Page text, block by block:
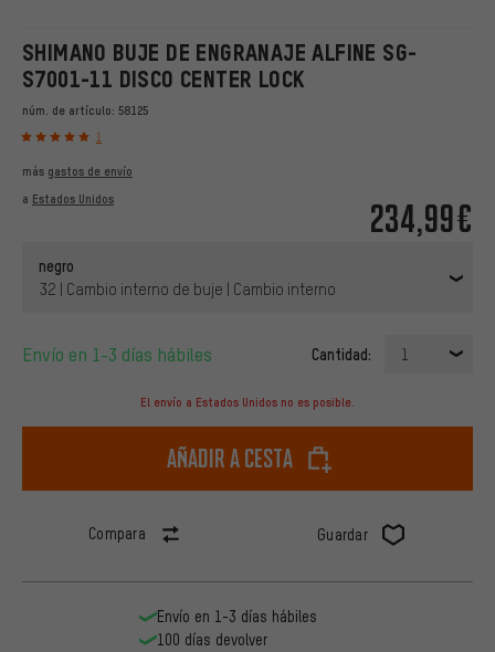
SHIMANO BUJE DE ENGRANAJE ALFINE SG-
S7001-11 DISCO CENTER LOCK
núm. de artículo: 58125
1
234,99€
más gastos de envío
a Estados Unidos
negro
32 | Cambio interno de buje | Cambio interno
Envío en 1-3 días hábiles Cantidad: 1
El envío a Estados Unidos no es posible.
Añadir a cesta
Compara Guardar
Envío en 1-3 días hábiles
100 días devolver